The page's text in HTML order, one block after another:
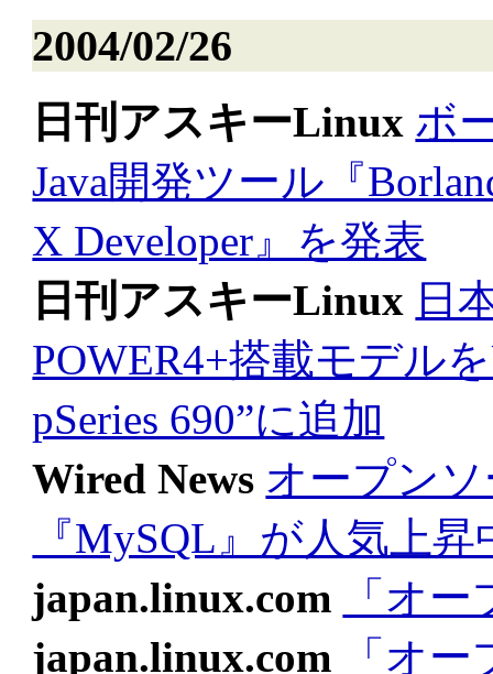
2004/02/26
日刊アスキーLinux ボ
Java開発ツール『
X Developer』を発表
日刊アスキーLinux 日
POWER4+搭載モデル
pSeries 690”に追加
Wired News オープン
『MySQL』が人気上昇
japan.linux.com
「オ
japan.linux.com
「オ